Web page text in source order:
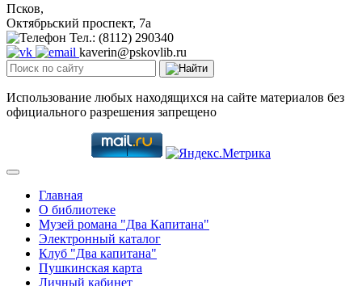
Псков,
Октябрьский проспект, 7a
Тел.: (8112) 290340
kaverin@pskovlib.ru
Использование любых находящихся на сайте материалов без
официального разрешения запрещено
Главная
О библиотеке
Музей романа "Два Капитана"
Электронный каталог
Клуб "Два капитана"
Пушкинская карта
Личный кабинет